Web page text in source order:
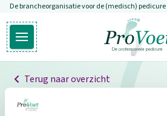
Overslaan en naar de inhoud gaan
De brancheorganisatie voor de (medisch) pedicure
Open hoofdmenu
Ga naar de
Terug naar overzicht
Professionals